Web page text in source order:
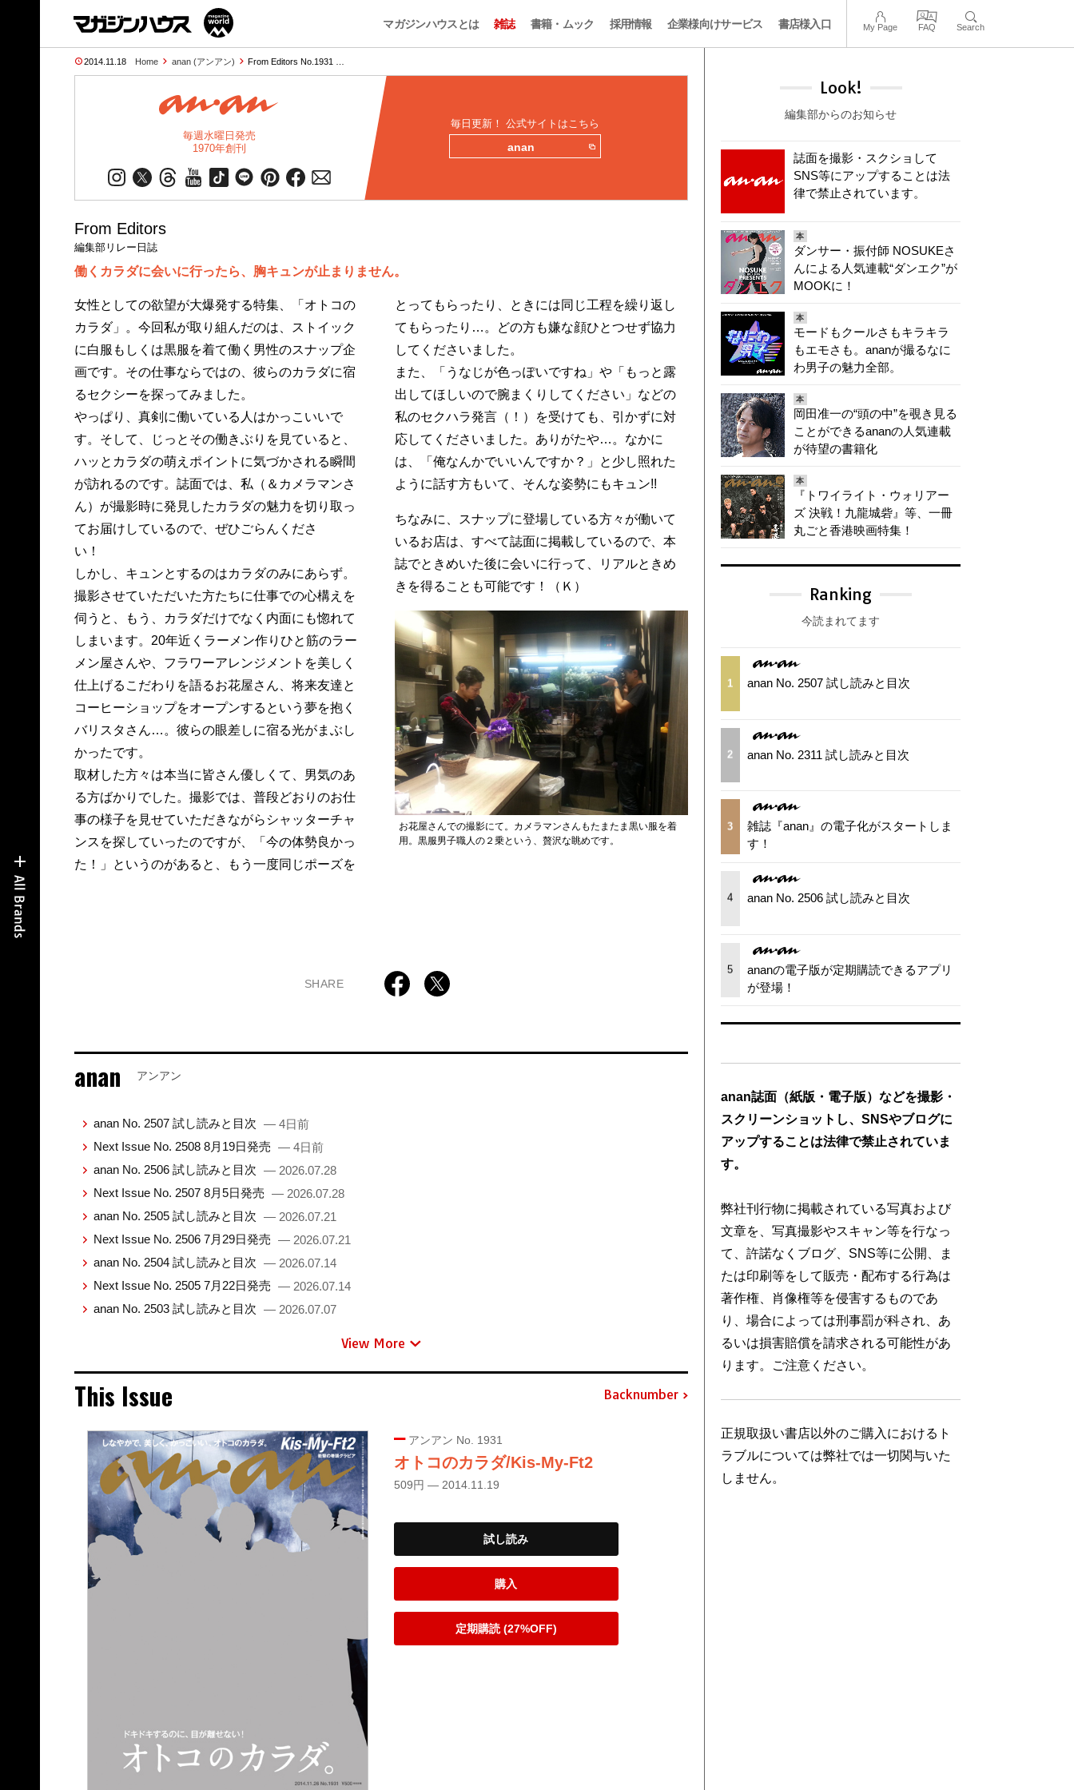
マガジンハウスとは 雑誌 書籍・ムック 採用情報 企業様向けサービス 書店様入口 My Page FAQ Search
2014.11.18 Home anan (アンアン) From Editors No.1931 …
毎週水曜日発売
1970年創刊
毎日更新！ 公式サイトはこちら
anan
From Editors
編集部リレー日誌
働くカラダに会いに行ったら、胸キュンが止まりません。
女性としての欲望が大爆発する特集、「オトコの
カラダ」。今回私が取り組んだのは、ストイック
に白服もしくは黒服を着て働く男性のスナップ企
画です。その仕事ならではの、彼らのカラダに宿
るセクシーを探ってみました。
やっぱり、真剣に働いている人はかっこいいで
す。そして、じっとその働きぶりを見ていると、
ハッとカラダの萌えポイントに気づかされる瞬間
が訪れるのです。誌面では、私（＆カメラマンさ
ん）が撮影時に発見したカラダの魅力を切り取っ
てお届けしているので、ぜひごらんくださ
い！
しかし、キュンとするのはカラダのみにあらず。
撮影させていただいた方たちに仕事での心構えを
伺うと、もう、カラダだけでなく内面にも惚れて
しまいます。20年近くラーメン作りひと筋のラー
メン屋さんや、フラワーアレンジメントを美しく
仕上げるこだわりを語るお花屋さん、将来友達と
コーヒーショップをオープンするという夢を抱く
バリスタさん…。彼らの眼差しに宿る光がまぶし
かったです。
取材した方々は本当に皆さん優しくて、男気のあ
る方ばかりでした。撮影では、普段どおりのお仕
事の様子を見せていただきながらシャッターチャ
ンスを探していったのですが、「今の体勢良かっ
た！」というのがあると、もう一度同じポーズを
とってもらったり、ときには同じ工程を繰り返し
てもらったり…。どの方も嫌な顔ひとつせず協力
してくださいました。
また、「うなじが色っぽいですね」や「もっと露
出してほしいので腕まくりしてください」などの
私のセクハラ発言（！）を受けても、引かずに対
応してくださいました。ありがたや…。なかに
は、「俺なんかでいいんですか？」と少し照れた
ように話す方もいて、そんな姿勢にもキュン!!
ちなみに、スナップに登場している方々が働いて
いるお店は、すべて誌面に掲載しているので、本
誌でときめいた後に会いに行って、リアルときめ
きを得ることも可能です！（Ｋ）
お花屋さんでの撮影にて。カメラマンさんもたまたま黒い服を着
用。黒服男子職人の２乗という、贅沢な眺めです。
SHARE
anan アンアン
anan No. 2507 試し読みと目次 — 4日前
Next Issue No. 2508 8月19日発売 — 4日前
anan No. 2506 試し読みと目次 — 2026.07.28
Next Issue No. 2507 8月5日発売 — 2026.07.28
anan No. 2505 試し読みと目次 — 2026.07.21
Next Issue No. 2506 7月29日発売 — 2026.07.21
anan No. 2504 試し読みと目次 — 2026.07.14
Next Issue No. 2505 7月22日発売 — 2026.07.14
anan No. 2503 試し読みと目次 — 2026.07.07
View More
This Issue Backnumber
アンアン No. 1931
オトコのカラダ/Kis-My-Ft2
509円 — 2014.11.19
試し読み
購入
定期購読 (27%OFF)
Look!
編集部からのお知らせ
誌面を撮影・スクショして
SNS等にアップすることは法
律で禁止されています。
本
ダンサー・振付師 NOSUKEさ
んによる人気連載“ダンエク”が
MOOKに！
本
モードもクールさもキラキラ
もエモさも。ananが撮るなに
わ男子の魅力全部。
本
岡田准一の“頭の中”を覗き見る
ことができるananの人気連載
が待望の書籍化
本
『トワイライト・ウォリアー
ズ 決戦！九龍城砦』等、一冊
丸ごと香港映画特集！
Ranking
今読まれてます
1 anan No. 2507 試し読みと目次
2 anan No. 2311 試し読みと目次
3
雑誌『anan』の電子化がスタートしま
す！
4 anan No. 2506 試し読みと目次
5
ananの電子版が定期購読できるアプリ
が登場！
anan誌面（紙版・電子版）などを撮影・
スクリーンショットし、SNSやブログに
アップすることは法律で禁止されていま
す。
弊社刊行物に掲載されている写真および
文章を、写真撮影やスキャン等を行なっ
て、許諾なくブログ、SNS等に公開、ま
たは印刷等をして販売・配布する行為は
著作権、肖像権等を侵害するものであ
り、場合によっては刑事罰が科され、あ
るいは損害賠償を請求される可能性があ
ります。ご注意ください。
正規取扱い書店以外のご購入におけるト
ラブルについては弊社では一切関与いた
しません。